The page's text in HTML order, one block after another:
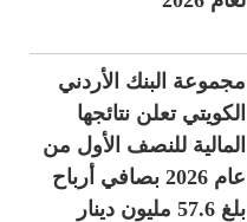
مجموعة البنك الأردني
الكويتي تعلن نتائجها
المالية للنصف الأول من
عام 2026 بصافي أرباح
بلغ 57.6 مليون دينار